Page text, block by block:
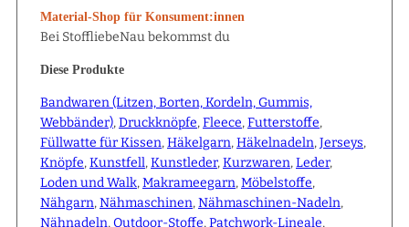
Material-Shop für Konsument:innen
Bei StoffliebeNau bekommst du
Diese Produkte
Bandwaren (Litzen, Borten, Kordeln, Gummis,
Webbänder),Druckknöpfe,Fleece,Futterstoffe,
Füllwatte für Kissen,Häkelgarn,Häkelnadeln,Jerseys,
Knöpfe,Kunstfell,Kunstleder,Kurzwaren,Leder,
Loden und Walk,Makrameegarn,Möbelstoffe,
Nähgarn,Nähmaschinen,Nähmaschinen-Nadeln,
Nähnadeln,Outdoor-Stoffe,Patchwork-Lineale,